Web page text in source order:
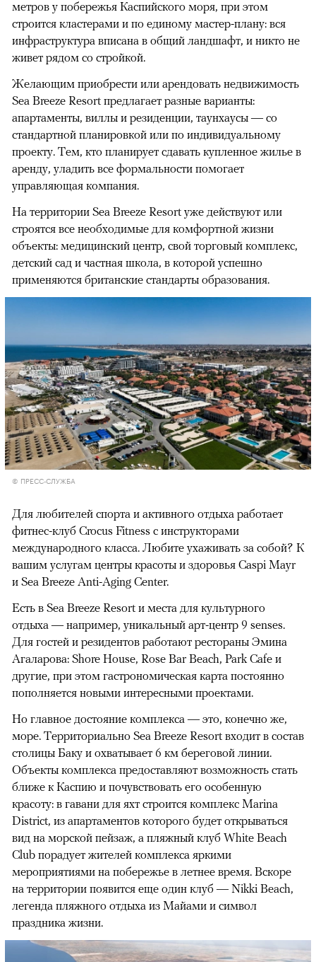
метров у побережья Каспийского моря, при этом
строится кластерами и по единому мастер-плану: вся
инфраструктура вписана в общий ландшафт, и никто не
живет рядом со стройкой.
Желающим приобрести или арендовать недвижимость
Sea Breeze Resort предлагает разные варианты:
апартаменты, виллы и резиденции, таунхаусы — со
стандартной планировкой или по индивидуальному
проекту. Тем, кто планирует сдавать купленное жилье в
аренду, уладить все формальности помогает
управляющая компания.
На территории Sea Breeze Resort уже действуют или
строятся все необходимые для комфортной жизни
объекты: медицинский центр, свой торговый комплекс,
детский сад и частная школа, в которой успешно
применяются британские стандарты образования.
© ПРЕСС-СЛУЖБА
Для любителей спорта и активного отдыха работает
фитнес-клуб Crocus Fitness с инструкторами
международного класса. Любите ухаживать за собой? К
вашим услугам центры красоты и здоровья Caspi Mayr
и Sea Breeze Anti-Aging Center.
Есть в Sea Breeze Resort и места для культурного
отдыха — например, уникальный арт-центр 9 senses.
Для гостей и резидентов работают рестораны Эмина
Агаларова: Shore House, Rose Bar Beach, Park Cafe и
другие, при этом гастрономическая карта постоянно
пополняется новыми интересными проектами.
Но главное достояние комплекса — это, конечно же,
море. Территориально Sea Breeze Resort входит в состав
столицы Баку и охватывает 6 км береговой линии.
Объекты комплекса предоставляют возможность стать
ближе к Каспию и почувствовать его особенную
красоту: в гавани для яхт строится комплекс Marina
District, из апартаментов которого будет открываться
вид на морской пейзаж, а пляжный клуб White Beach
Club порадует жителей комплекса яркими
мероприятиями на побережье в летнее время. Вскоре
на территории появится еще один клуб — Nikki Beach,
легенда пляжного отдыха из Майами и символ
праздника жизни.